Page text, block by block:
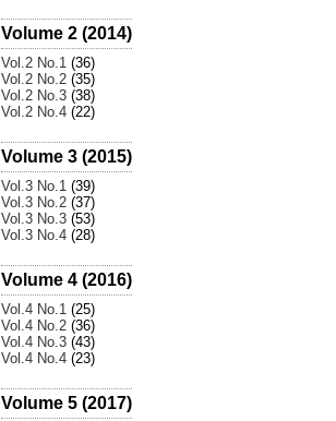
Volume 2 (2014)
Vol.2 No.1 (36)
Vol.2 No.2 (35)
Vol.2 No.3 (38)
Vol.2 No.4 (22)
Volume 3 (2015)
Vol.3 No.1 (39)
Vol.3 No.2 (37)
Vol.3 No.3 (53)
Vol.3 No.4 (28)
Volume 4 (2016)
Vol.4 No.1 (25)
Vol.4 No.2 (36)
Vol.4 No.3 (43)
Vol.4 No.4 (23)
Volume 5 (2017)